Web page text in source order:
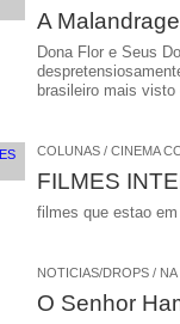
A
Dona Flor e Seus
brasileiro mais
COLUNAS / CINEMA
FILMES
filmes que estao
NOTICIAS/DROPS /
O Senhor